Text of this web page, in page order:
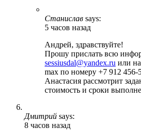
Станислав says:
5 часов назад
Андрей, здравствуйте!
Прошу прислать всю
sessiusdal@yandex.ru или
max по номеру +7 912
Анастасия рассмотрит
стоимость и сроки
Дмитрий says:
8 часов назад